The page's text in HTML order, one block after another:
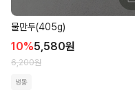
물만두(405g)
10%5,580원
6,200원
냉동